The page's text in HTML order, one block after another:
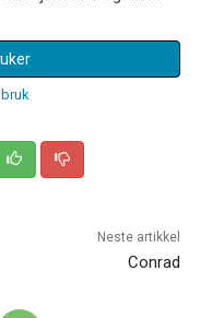
Neste artikkel
Conrad